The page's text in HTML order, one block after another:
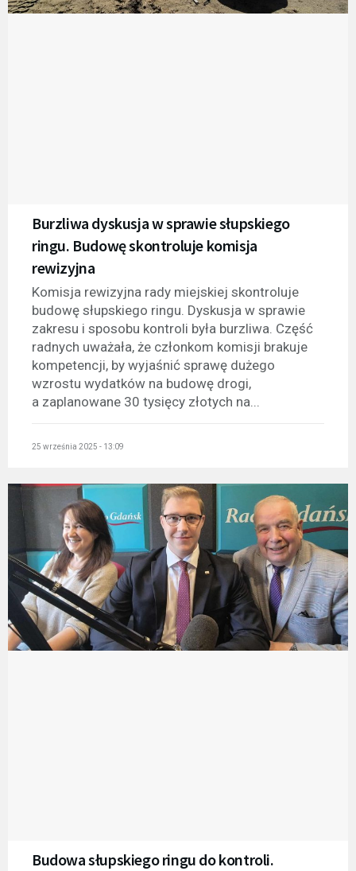
Burzliwa dyskusja w sprawie słupskiego
ringu. Budowę skontroluje komisja
rewizyjna
Komisja rewizyjna rady miejskiej skontroluje
budowę słupskiego ringu. Dyskusja w sprawie
zakresu i sposobu kontroli była burzliwa. Część
radnych uważała, że członkom komisji brakuje
kompetencji, by wyjaśnić sprawę dużego
wzrostu wydatków na budowę drogi,
a zaplanowane 30 tysięcy złotych na...
25 września 2025 - 13:09
Budowa słupskiego ringu do kontroli.